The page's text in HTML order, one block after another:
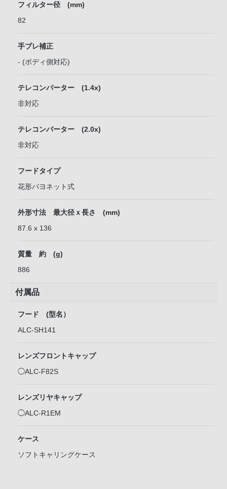
フィルター径 (mm)
82
手ブレ補正
- (ボディ側対応)
テレコンバーター (1.4x)
非対応
テレコンバーター (2.0x)
非対応
フードタイプ
花形バヨネット式
外形寸法 最大径ｘ長さ (mm)
87.6 x 136
質量 約 (g)
886
付属品
フード (型名）
ALC-SH141
レンズフロントキャップ
◯ALC-F82S
レンズリヤキャップ
◯ALC-R1EM
ケース
ソフトキャリングケース